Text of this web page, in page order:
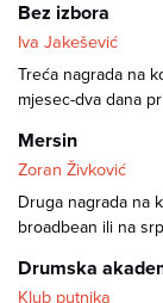
Bez izbora
Iva Jakešević
Treća nagrada na
mjesec-dva dana
Mersin
Zoran Živković
Druga nagrada na
broadbean ili na
Drumska
Klub putnika